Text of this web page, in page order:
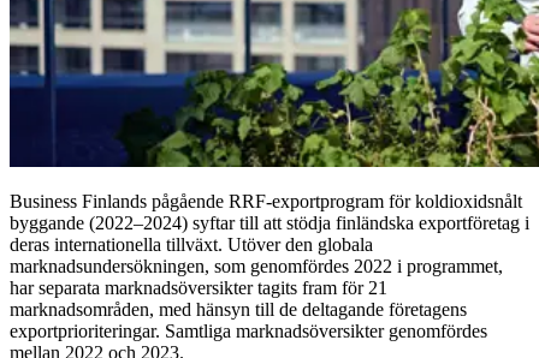
Business Finlands pågående RRF-exportprogram för koldioxidsnålt
byggande (2022–2024) syftar till att stödja finländska exportföretag i
deras internationella tillväxt. Utöver den globala
marknadsundersökningen, som genomfördes 2022 i programmet,
har separata marknadsöversikter tagits fram för 21
marknadsområden, med hänsyn till de deltagande företagens
exportprioriteringar. Samtliga marknadsöversikter genomfördes
mellan 2022 och 2023.